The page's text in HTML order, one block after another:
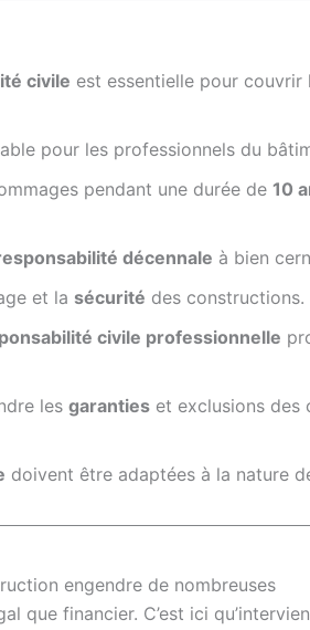
civile est essentielle pour couvrir
pour les professionnels du
pendant une durée de 10
décennale à bien
et la sécurité des constructions.
civile professionnelle
les garanties et exclusions des
doivent être adaptées à la nature
engendre de nombreuses
que financier. C’est ici